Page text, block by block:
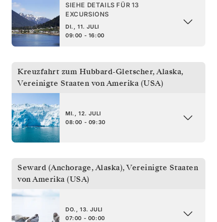
SIEHE DETAILS FÜR 13
EXCURSIONS
DI., 11. JULI
09:00 - 16:00
Kreuzfahrt zum Hubbard-Gletscher, Alaska,
Vereinigte Staaten von Amerika (USA)
MI., 12. JULI
08:00 - 09:30
Seward (Anchorage, Alaska),Vereinigte Staaten
von Amerika (USA)
DO., 13. JULI
07:00 - 00:00